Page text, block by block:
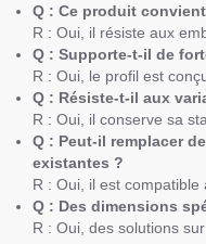
Q : Ce produit
R : Oui, il résiste aux
Q : Supporte-t-il de
R : Oui, le profil est
Q : Résiste-t-il aux
R : Oui, il conserve sa
Q : Peut-il remplacer
existantes ?
R : Oui, il est compatible
Q : Des dimensions
R : Oui, des solutions